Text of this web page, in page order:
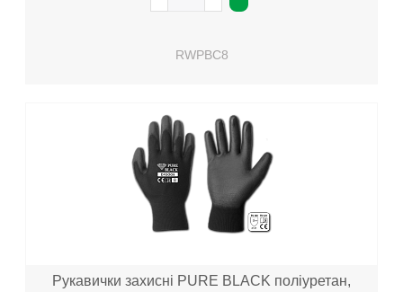
RWPBC8
Рукавички захисні PURE BLACK поліуретан,